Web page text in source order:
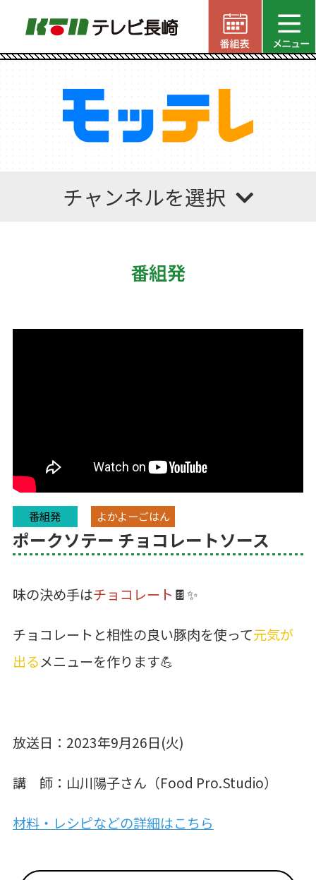
チャンネルを選択
番組発
番組発 よかよーごはん
ポークソテー チョコレートソース
味の決め手はチョコレート 🍫✨
チョコレートと相性の良い豚肉を使って元気が
出るメニューを作ります💪
放送日：2023年9月26日(火)
講 師：山川陽子さん（Food Pro.Studio）
材料・レシピなどの詳細はこちら